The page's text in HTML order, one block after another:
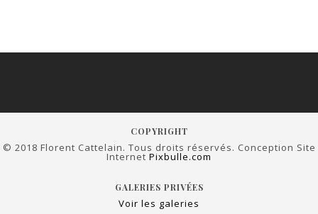
COPYRIGHT
© 2018 Florent Cattelain. Tous droits réservés. Conception Site
Internet Pixbulle.com
GALERIES PRIVÉES
Voir les galeries